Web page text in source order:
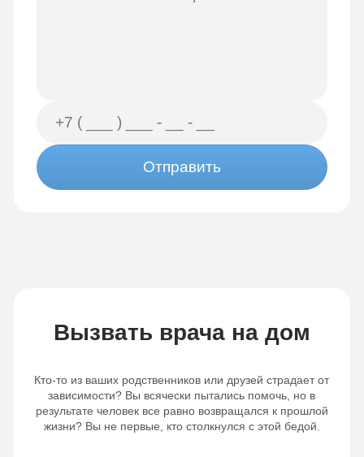
Отправить
Вызвать врача на дом
Кто-то из ваших родственников или друзей страдает от
зависимости? Вы всячески пытались помочь, но в
результате человек все равно возвращался к прошлой
жизни? Вы не первые, кто столкнулся с этой бедой.